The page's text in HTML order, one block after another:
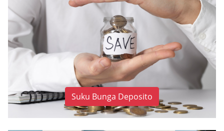
Suku Bunga Deposito